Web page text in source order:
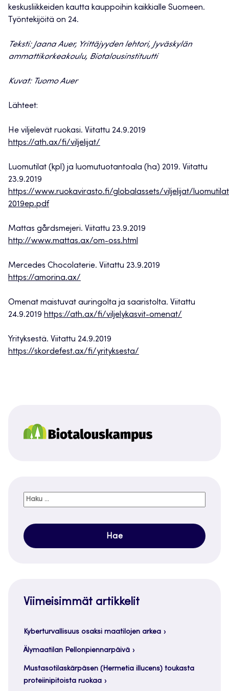
keskusliikkeiden kautta kauppoihin kaikkialle Suomeen.
Työntekijöitä on 24.
Teksti: Jaana Auer, Yrittäjyyden lehtori, Jyväskylän
ammattikorkeakoulu, Biotalousinstituutti
Kuvat: Tuomo Auer
Lähteet:
He viljelevät ruokasi. Viitattu 24.9.2019
https://ath.ax/fi/viljelijat/
Luomutilat (kpl) ja luomutuotantoala (ha) 2019. Viitattu
23.9.2019
https://www.ruokavirasto.fi/globalassets/viljelijat/
2019ep.pdf
Mattas gårdsmejeri. Viitattu 23.9.2019
http://www.mattas.ax/om-oss.html
Mercedes Chocolaterie. Viitattu 23.9.2019
https://amorina.ax/
Omenat maistuvat auringolta ja saaristolta. Viitattu
24.9.2019 https://ath.ax/fi/viljelykasvit-omenat/
Yrityksestä. Viitattu 24.9.2019
https://skordefest.ax/fi/yrityksesta/
Haku:
Viimeisimmät artikkelit
Kyberturvallisuus osaksi maatilojen arkea
Älymaatilan Pellonpiennarpäivä
Mustasotilaskärpäsen (Hermetia illucens) toukasta
proteiinipitoista ruokaa